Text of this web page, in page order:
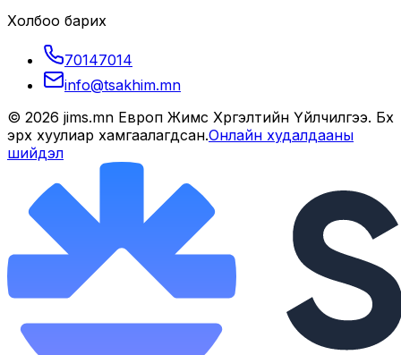
Холбоо барих
70147014
info@tsakhim.mn
© 2026 jims.mn Европ Жимс Хүргэлтийн Үйлчилгээ. Бүх
эрх хуулиар хамгаалагдсан.Онлайн худалдааны
шийдэл